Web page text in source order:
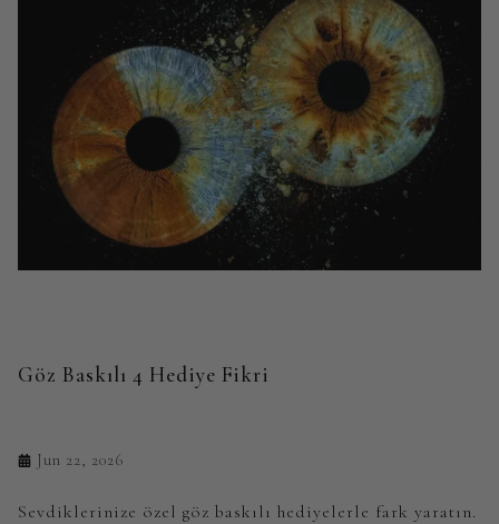
kalitesinde bir sanat eserine dönüştürür."
Göz Baskılı 4 Hediye Fikri
Jun 22, 2026
Sevdiklerinize özel göz baskılı hediyelerle fark yaratın.